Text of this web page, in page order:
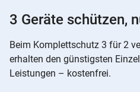
3 Geräte schützen,
Beim Komplettschutz 3 für 2
erhalten den günstigsten
Leistungen – kostenfrei.